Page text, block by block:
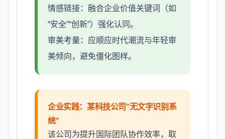
情感链接：融合企业价值关键词（如
“安全”“创新”）强化认同。
审美考量：应顺应时代潮流与年轻审
美倾向，避免僵化图样。
企业实践：某科技公司“无文字识别系
统”
该公司为提升国际团队协作效率，取